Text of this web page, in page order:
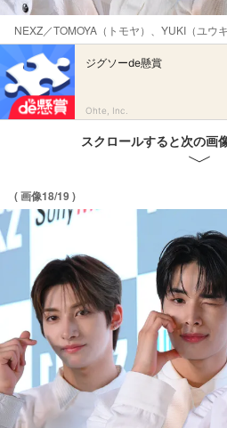
NEXZ／TOMOYA（トモヤ）、YUKI（ユウ
ジグソーde懸賞
Ohte, Inc.
スクロールすると次の画
( 画像18/19 )